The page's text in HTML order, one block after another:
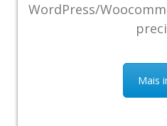
WordPress/
Mais